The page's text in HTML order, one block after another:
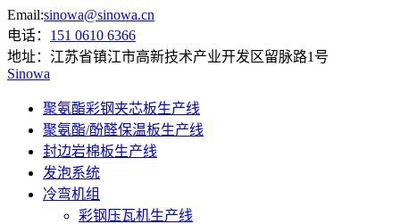
Email:sinowa@sinowa.cn
电话： 151 0610 6366
地址： 江苏省镇江市高新技术产业开发区留脉路1号
Sinowa
聚氨酯彩钢夹芯板生产线
聚氨酯/酚醛保温板生产线
封边岩棉板生产线
发泡系统
冷弯机组
彩钢压瓦机生产线